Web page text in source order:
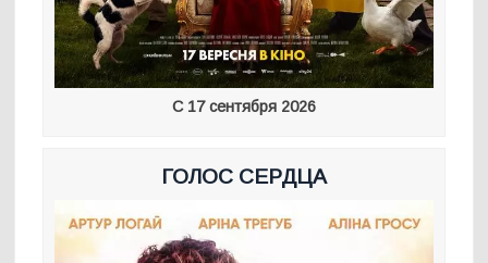
С 17 сентября 2026
ГОЛОС СЕРДЦА